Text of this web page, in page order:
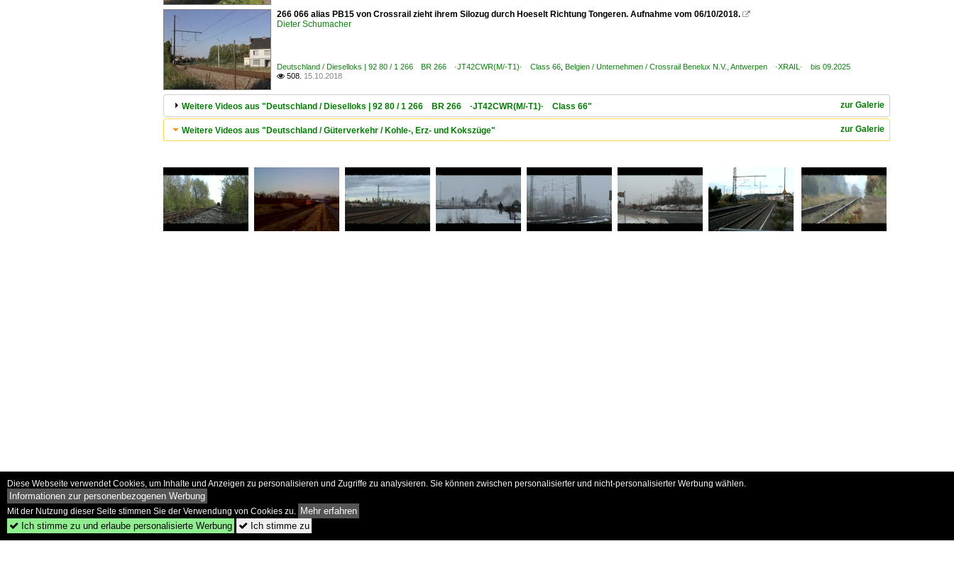
266 066 alias PB15 von Crossrail zieht ihrem Silozug durch Hoeselt Richtung Tongeren. Aufnahme vom 06/10/2018. 
Dieter Schumacher
Deutschland / Dieselloks | 92 80 / 1 266 BR 266 ·JT42CWR(M/-T1)· Class 66 Belgien / Unternehmen / Crossrail Benelux N.V., Antwerpen ·XRAIL· bis 09.2025
 508. 15.10.2018
zur Galerie
Weitere Videos aus "Deutschland / Dieselloks | 92 80 / 1 266 BR 266 ·JT42CWR(M/-T1)· Class 66"
zur Galerie
Weitere Videos aus "Deutschland / Güterverkehr / Kohle-, Erz- und Kokszüge"
Diese Webseite verwendet Cookies, um Inhalte und Anzeigen zu personalisieren und Zugriffe zu analysieren. Sie können zwischen personalisierter und nicht-personalisierter Werbung wählen.
Informationen zur personenbezogenen Werbung
Mit der Nutzung dieser Seite stimmen Sie der Verwendung von Cookies zu. Mehr erfahren
 Ich stimme zu und erlaube personalisierte Werbung  Ich stimme zu